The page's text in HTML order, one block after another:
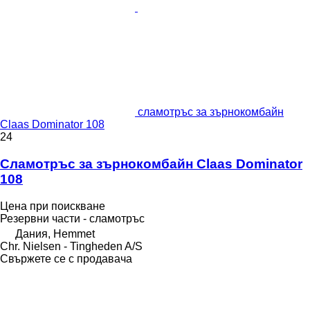
сламотръс за зърнокомбайн
Claas Dominator 108
24
Сламотръс за зърнокомбайн Claas Dominator
108
Цена при поискване
Резервни части - сламотръс
Дания, Hemmet
Chr. Nielsen - Tingheden A/S
Свържете се с продавача